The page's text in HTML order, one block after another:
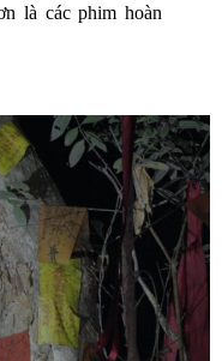
là các phim hoàn